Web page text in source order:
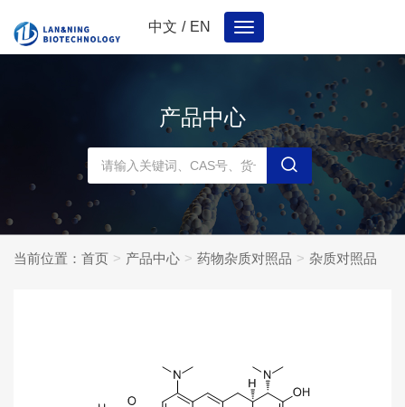
中文 / EN
Toggle
navigation
产品中心
当前位置： 首页 产品中心 药物杂质对照品 杂质对照品